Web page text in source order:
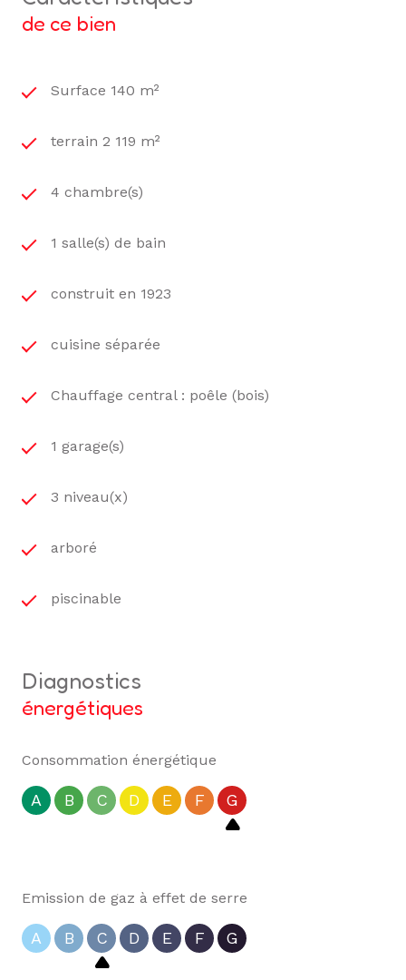
de ce bien
Surface 140 m²
terrain 2 119 m²
4 chambre(s)
1 salle(s) de bain
construit en 1923
cuisine séparée
Chauffage central : poêle (bois)
1 garage(s)
3 niveau(x)
arboré
piscinable
diagnostics
énergétiques
Consommation énergétique
A B C D E F G
Emission de gaz à effet de serre
A B C D E F G